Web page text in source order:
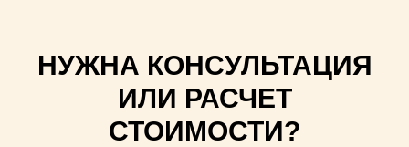
НУЖНА КОНСУЛЬТАЦИЯ
ИЛИ РАСЧЕТ
СТОИМОСТИ?